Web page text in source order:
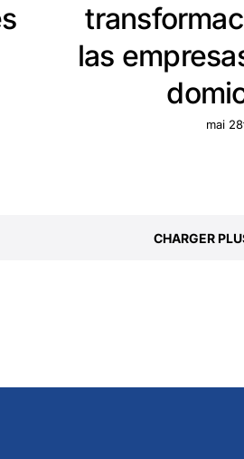
las
mai
CHARGER